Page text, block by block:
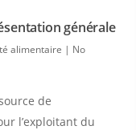
générale
alimentaire | No
de
l’exploitant du